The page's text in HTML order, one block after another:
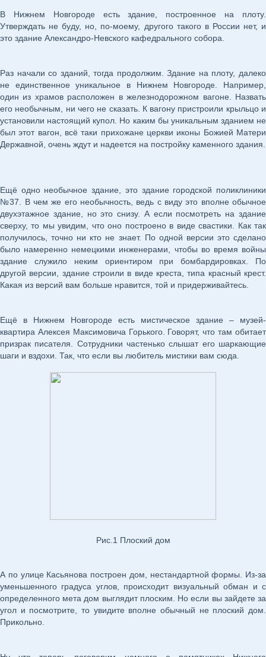
В Нижнем Новгороде есть здание, построенное на плоту.
Утверждать не буду, но, по-моему, другого такого в России нет, и
это здание Александро-Невского кафедрального собора.
Раз начали со зданий, тогда продолжим. Здание на плоту, далеко
не единственное уникальное в Нижнем Новгороде. Например,
один из храмов расположен в железнодорожном вагоне. Назвать
его необычным, ни чего не сказать. К вагону пристроили крыльцо и
установили настоящий купол. Но каким бы уникальным зданием не
был этот вагон, всё таки прихожане церкви иконы Божией Матери
Державной, очень ждут и надеется на постройку каменного здания.
Ещё одно необычное здание, это здание городской поликлиники
№37. В чем же его необычность, ведь с виду это вполне обычное
двухэтажное здание, но это снизу. А если посмотреть на здание
сверху, то мы увидим, что оно построено в виде свастики. Как так
получилось, точно ни кто не знает. По одной версии это сделано
было намеренно немецкими инженерами, чтобы во время войны
здание служило неким ориентиром при бомбардировках. По
другой версии, здание строили в виде креста, типа красный крест.
Какая из версий вам больше нравится, той и придерживайтесь.
Ещё в Нижнем Новгороде есть мистическое здание – музей-
квартира Алексея Максимовича Горького. Говорят, что там обитает
призрак писателя. Сотрудники частенько слышат его шаркающие
шаги и вздохи. Так, что если вы любитель мистики вам сюда.
Рис.1 Плоский дом
А по улице Касьянова построен дом, нестандартной формы. Из-за
уменьшенного градуса углов, происходит визуальный обман и с
определенного мета дом выглядит плоским. Но если вы зайдете за
угол и посмотрите, то увидите вполне обычный не плоский дом.
Прикольно.